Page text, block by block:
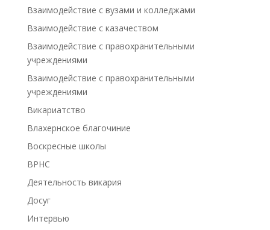
Взаимодействие с вузами и колледжами
Взаимодействие с казачеством
Взаимодействие с правохранительными
учреждениями
Взаимодействие с правохранительными
учреждениями
Викариатство
Влахернское благочиние
Воскресные школы
ВРНС
Деятельность викария
Досуг
Интервью